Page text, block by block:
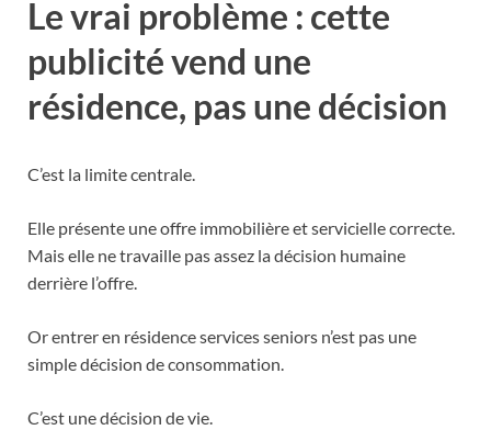
Le vrai problème : cette
publicité vend une
résidence, pas une décision
C’est la limite centrale.
Elle présente une offre immobilière et servicielle correcte.
Mais elle ne travaille pas assez la décision humaine
derrière l’offre.
Or entrer en résidence services seniors n’est pas une
simple décision de consommation.
C’est une décision de vie.